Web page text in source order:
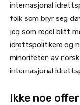
internasjonal
folk som bryr seg
jeg som regel blitt
idrettspolitikere og
minoriteten av
internasjonal
Ikke noe offer